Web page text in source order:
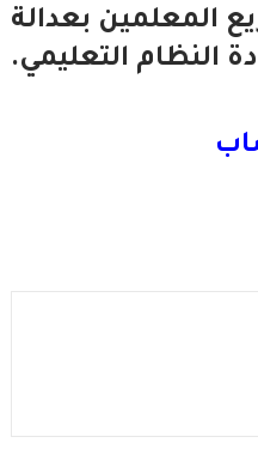
المعلمين بعدالة
النظام التعليمي.